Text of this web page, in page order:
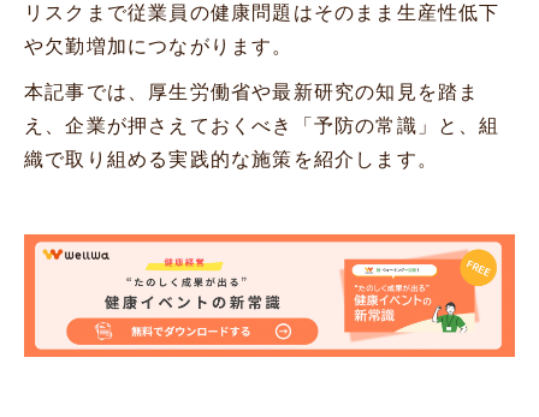
リスクまで従業員の健康問題はそのまま生産性低下
や欠勤増加につながります。
本記事では、厚生労働省や最新研究の知見を踏ま
え、企業が押さえておくべき「予防の常識」と、組
織で取り組める実践的な施策を紹介します。